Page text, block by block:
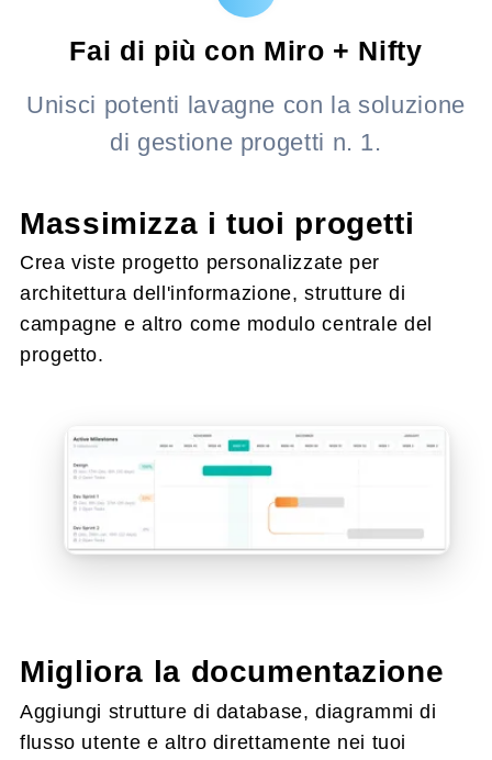
Fai di più con Miro + Nifty
Unisci potenti lavagne con la soluzione
di gestione progetti n. 1.
Massimizza i tuoi progetti
Crea viste progetto personalizzate per
architettura dell'informazione, strutture di
campagne e altro come modulo centrale del
progetto.
Migliora la documentazione
Aggiungi strutture di database, diagrammi di
flusso utente e altro direttamente nei tuoi